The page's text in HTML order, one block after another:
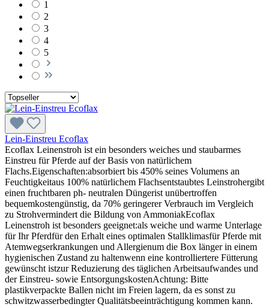
1
2
3
4
5
Lein-Einstreu Ecoflax
Ecoflax Leinenstroh ist ein besonders weiches und staubarmes
Einstreu für Pferde auf der Basis von natürlichem
Flachs.Eigenschaften:absorbiert bis 450% seines Volumens an
Feuchtigkeitaus 100% natürlichem Flachsentstaubtes Leinstrohergibt
einen fruchtbaren ph- neutralen Düngerist unübertroffen
bequemkostengünstig, da 70% geringerer Verbrauch im Vergleich
zu Strohvermindert die Bildung von AmmoniakEcoflax
Leinenstroh ist besonders geeignet:als weiche und warme Unterlage
für Ihr Pferdfür den Erhalt eines optimalen Stallklimasfür Pferde mit
Atemwegserkrankungen und Allergienum die Box länger in einem
hygienischen Zustand zu haltenwenn eine kontrolliertere Fütterung
gewünscht istzur Reduzierung des täglichen Arbeitsaufwandes und
der Einstreu- sowie EntsorgungskostenAchtung: Bitte
plastikverpackte Ballen nicht im Freien lagern, da es sonst zu
schwitzwasserbedingter Qualitätsbeeinträchtigung kommen kann.